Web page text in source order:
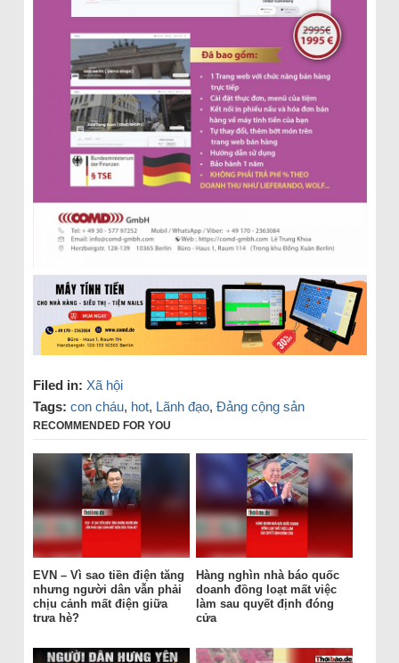
Filed in: Xã hội
Tags: con cháu, hot, Lãnh đạo, Đảng cộng sản
RECOMMENDED FOR YOU
EVN – Vì sao tiền điện tăng
nhưng người dân vẫn phải
chịu cảnh mất điện giữa
trưa hè?
Hàng nghìn nhà báo quốc
doanh đồng loạt mất việc
làm sau quyết định đóng
cửa